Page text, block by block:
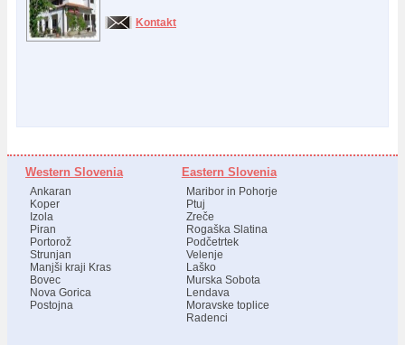
Kontakt
Western Slovenia
Ankaran
Koper
Izola
Piran
Portorož
Strunjan
Manjši kraji Kras
Bovec
Nova Gorica
Postojna
Eastern Slovenia
Maribor in Pohorje
Ptuj
Zreče
Rogaška Slatina
Podčetrtek
Velenje
Laško
Murska Sobota
Lendava
Moravske toplice
Radenci